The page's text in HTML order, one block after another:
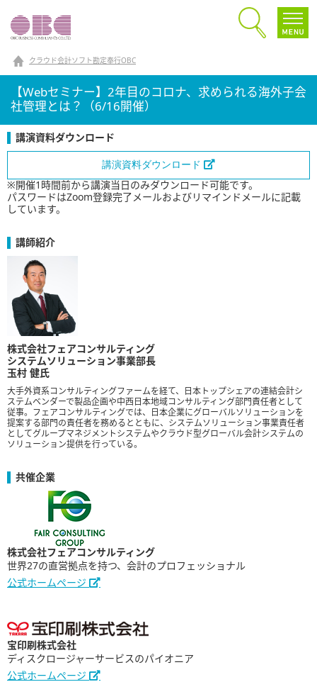
クラウド会計ソフト勘定奉行OBC
【Webセミナー】2年目のコロナ、求められる海外子会
社管理とは？（6/16開催）
講演資料ダウンロード
講演資料ダウンロード
※開催1時間前から講演当日のみダウンロード可能です。
パスワードはZoom登録完了メールおよびリマインドメールに記載
しています。
講師紹介
株式会社フェアコンサルティング
システムソリューション事業部長
玉村 健氏
大手外資系コンサルティングファームを経て、日本トップシェアの連結会計シ
ステムベンダーで製品企画や中西日本地域コンサルティング部門責任者として
従事。フェアコンサルティングでは、日本企業にグローバルソリューションを
提案する部門の責任者を務めるとともに、システムソリューション事業責任者
としてグループマネジメントシステムやクラウド型グローバル会計システムの
ソリューション提供を行っている。
共催企業
株式会社フェアコンサルティング
世界27の直営拠点を持つ、会計のプロフェッショナル
公式ホームページ
宝印刷株式会社
ディスクロージャーサービスのパイオニア
公式ホームページ